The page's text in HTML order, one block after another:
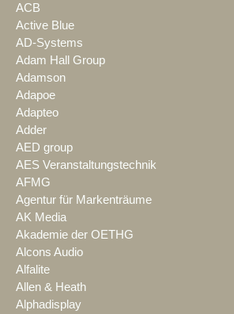
ACB
Active Blue
AD-Systems
Adam Hall Group
Adamson
Adapoe
Adapteo
Adder
AED group
AES Veranstaltungstechnik
AFMG
Agentur für Markenträume
AK Media
Akademie der OETHG
Alcons Audio
Alfalite
Allen & Heath
Alphadisplay